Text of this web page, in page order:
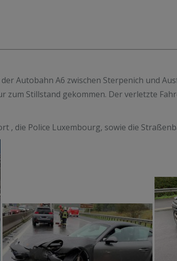
Autobahn A6 zwischen Sterpenich und
Stillstand gekommen. Der verletzte
, die Police Luxembourg, sowie die